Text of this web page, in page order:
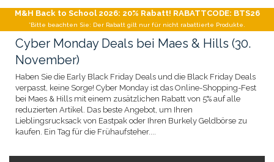
M&H Back to School 2026: 20% Rabatt! RABATTCODE: BTS26
*Bitte beachten Sie: Der Rabatt gilt nur für nicht rabattierte Produkte.
Cyber Monday Deals bei Maes & Hills (30.
November)
Haben Sie die Early Black Friday Deals und die Black Friday Deals
verpasst, keine Sorge! Cyber Monday ist das Online-Shopping-Fest
bei Maes & Hills mit einem zusätzlichen Rabatt von 5% auf alle
reduzierten Artikel. Das beste Angebot, um Ihren
Lieblingsrucksack von Eastpak oder Ihren Burkely Geldbörse zu
kaufen. Ein Tag für die Frühaufsteher....